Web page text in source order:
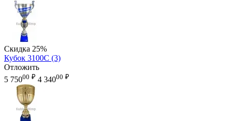
Скидка 25%
Кубок 3100C (3)
Отложить
5 75000 ₽ 4 34000 ₽